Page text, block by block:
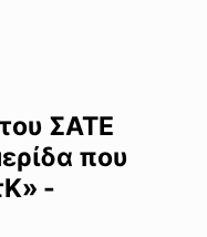
ΣΑΤΕ
που
-